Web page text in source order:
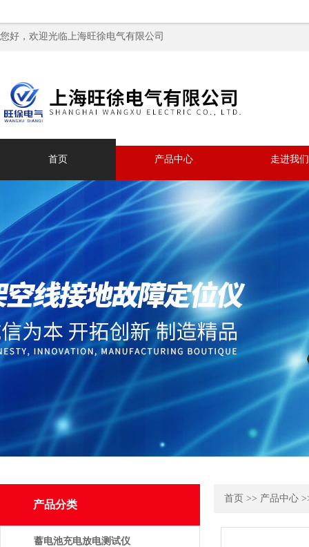
您好，欢迎光临上海旺徐电气有限公司
首页 产品中心 走进我们
产品分类
蓄电池充电放电测试仪
首页 >> 产品中心